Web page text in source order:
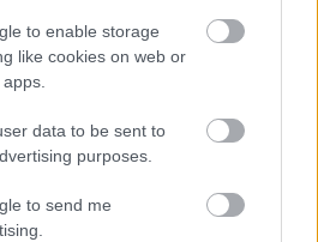
to enable storage
like cookies on web or
data to be sent to
purposes.
to send me